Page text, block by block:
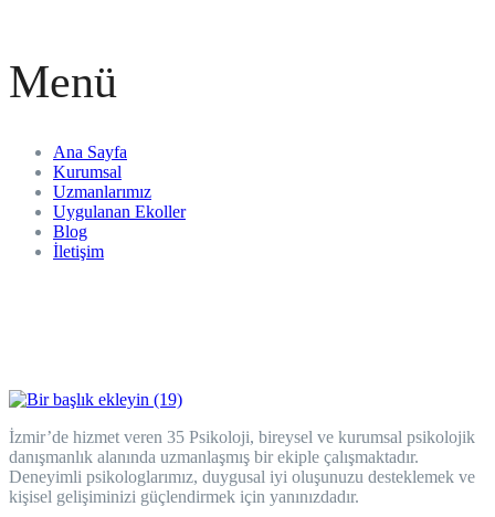
Menü
Ana Sayfa
Kurumsal
Uzmanlarımız
Uygulanan Ekoller
Blog
İletişim
İzmir’de hizmet veren 35 Psikoloji, bireysel ve kurumsal psikolojik
danışmanlık alanında uzmanlaşmış bir ekiple çalışmaktadır.
Deneyimli psikologlarımız, duygusal iyi oluşunuzu desteklemek ve
kişisel gelişiminizi güçlendirmek için yanınızdadır.